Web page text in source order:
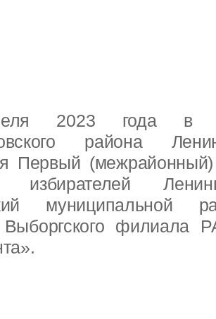
2023 года в
района
Первый
избирателей
муниципальной
Выборгского филиала